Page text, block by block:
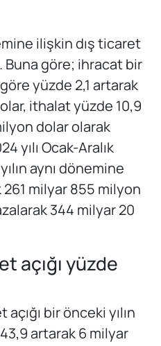
ilişkin dış ticaret
Buna göre; ihracat bir
göre yüzde 2,1 artarak
ithalat yüzde 10,9
dolar olarak
yılı Ocak-Aralık
aynı dönemine
milyar 855 milyon
344 milyar 20
açığı yüzde
açığı bir önceki yılın
artarak 6 milyar